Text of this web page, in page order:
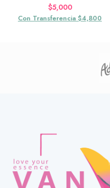
$5,000
Con Transferencia $4,800